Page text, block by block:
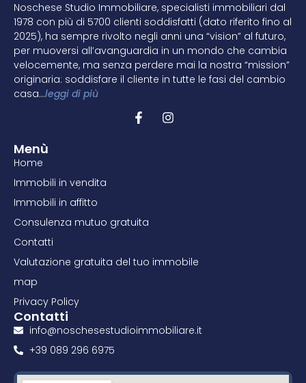
Noschese Studio Immobiliare, specialisti immobiliari dal
1978 con più di 5700 clienti soddisfatti (dato riferito fino al
2025), ha sempre rivolto negli anni una “vision” al futuro,
per muoversi all’avanguardia in un mondo che cambia
velocemente, ma senza perdere mai la nostra “mission”
originaria: soddisfare il cliente in tutte le fasi del cambio
casa…leggi di più
Menù
Home
Immobili in vendita
Immobili in affitto
Consulenza mutuo gratuita
Contatti
Valutazione gratuita del tuo immobile
map
Privacy Policy
Contatti
info@noschesestudioimmobiliare.it
+39 089 296 6975